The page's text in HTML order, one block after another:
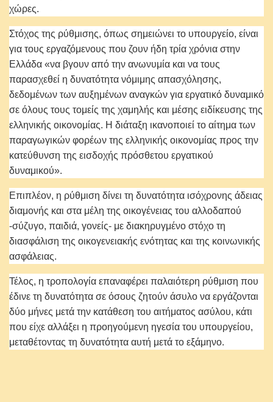
χώρες.
Στόχος της ρύθμισης, όπως σημειώνει το υπουργείο, είναι
για τους εργαζόμενους που ζουν ήδη τρία χρόνια στην
Ελλάδα «να βγουν από την ανωνυμία και να τους
παρασχεθεί η δυνατότητα νόμιμης απασχόλησης,
δεδομένων των αυξημένων αναγκών για εργατικό δυναμικό
σε όλους τους τομείς της χαμηλής και μέσης ειδίκευσης της
ελληνικής οικονομίας. Η διάταξη ικανοποιεί το αίτημα των
παραγωγικών φορέων της ελληνικής οικονομίας προς την
κατεύθυνση της εισδοχής πρόσθετου εργατικού
δυναμικού».
Επιπλέον, η ρύθμιση δίνει τη δυνατότητα ισόχρονης άδειας
διαμονής και στα μέλη της οικογένειας του αλλοδαπού
-σύζυγο, παιδιά, γονείς- με διακηρυγμένο στόχο τη
διασφάλιση της οικογενειακής ενότητας και της κοινωνικής
ασφάλειας.
Τέλος, η τροπολογία επαναφέρει παλαιότερη ρύθμιση που
έδινε τη δυνατότητα σε όσους ζητούν άσυλο να εργάζονται
δύο μήνες μετά την κατάθεση του αιτήματος ασύλου, κάτι
που είχε αλλάξει η προηγούμενη ηγεσία του υπουργείου,
μεταθέτοντας τη δυνατότητα αυτή μετά το εξάμηνο.